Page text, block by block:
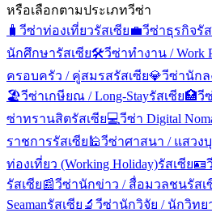
หรือเลือกตามประเภทวีซ่า
🧳 วีซ่าท่องเที่ยวรัสเซีย💼วีซ่าธุรกิจรั
นักศึกษารัสเซีย🛠️วีซ่าทำงาน / Work
ครอบครัว / คู่สมรสรัสเซีย💎วีซ่านักล
🏖️วีซ่าเกษียณ / Long-Stayรัสเซีย🏥วี
ซ่าทรานสิตรัสเซีย💻วีซ่า Digital
ราชการรัสเซีย 🕌วีซ่าศาสนา / แสวง
ท่องเที่ยว (Working Holiday)รัสเซีย🪪
รัสเซีย📰วีซ่านักข่าว / สื่อมวลชนรัสเ
Seamanรัสเซีย 🔬 วีซ่านักวิจัย / นักวิทย